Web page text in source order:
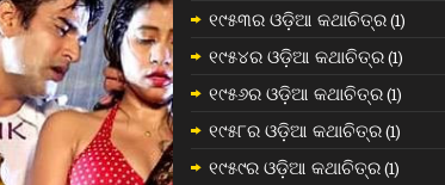
୧୯୫୩ର ଓଡ଼ିଆ କଥାଚିତ୍ର(1)
୧୯୫୪ର ଓଡ଼ିଆ କଥାଚିତ୍ର(1)
୧୯୫୬ର ଓଡ଼ିଆ କଥାଚିତ୍ର(1)
୧୯୫୮ର ଓଡ଼ିଆ କଥାଚିତ୍ର(1)
୧୯୫୯ର ଓଡ଼ିଆ କଥାଚିତ୍ର(1)